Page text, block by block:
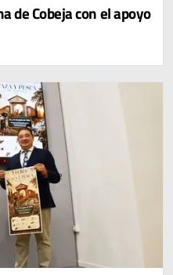
de Cobeja con el apoyo